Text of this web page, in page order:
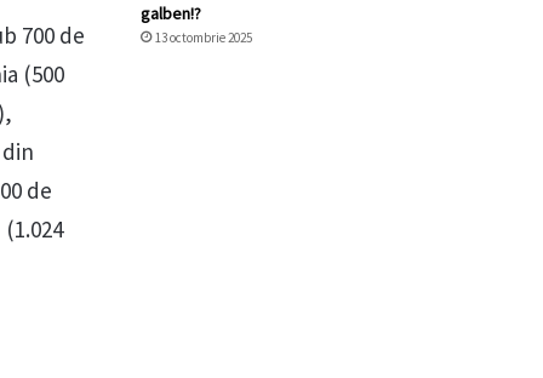
700 de
(500
de
galben!?
13 octombrie 2025